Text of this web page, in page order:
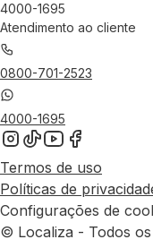
4000-1695
Atendimento ao cliente
0800-701-2523
4000-1695
Termos de uso
Políticas de
Configurações de
© Localiza - Todos